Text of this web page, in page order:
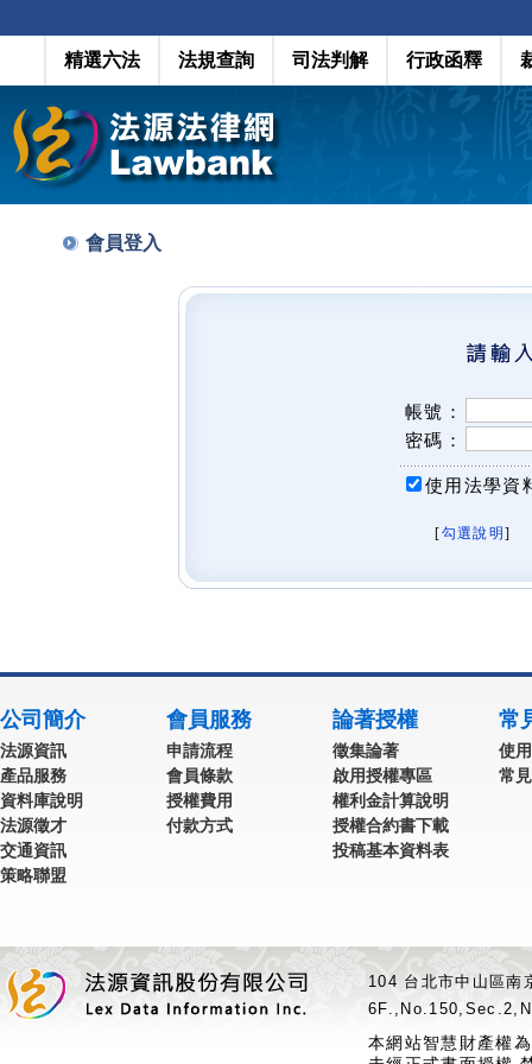
精選六法 法規查詢 司法判解 行政函釋
會員登入
帳號：
密碼：
使用法學資
[勾選說明 ]
公司簡介
法源資訊
產品服務
資料庫說明
法源徵才
交通資訊
策略聯盟
會員服務
申請流程
會員條款
授權費用
付款方式
論著授權
徵集論著
啟用授權專區
權利金計算說明
授權合約書下載
投稿基本資料表
常
使
常
104 台北市中山區
本網站智慧財產權